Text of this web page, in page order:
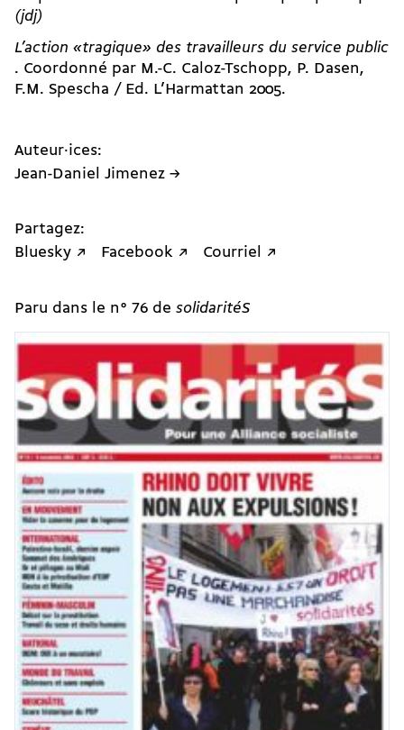
(jdj)
L’action «tragique» des travailleurs du service public
. Coordonné par M.-C. Caloz-Tschopp, P. Dasen,
F.M. Spescha / Ed. L’Harmattan 2005.
Auteur·ices:
Jean-Daniel Jimenez →
Partagez:
Bluesky ↗
Facebook ↗ Courriel ↗
Paru dans le n° 76 de solidaritéS